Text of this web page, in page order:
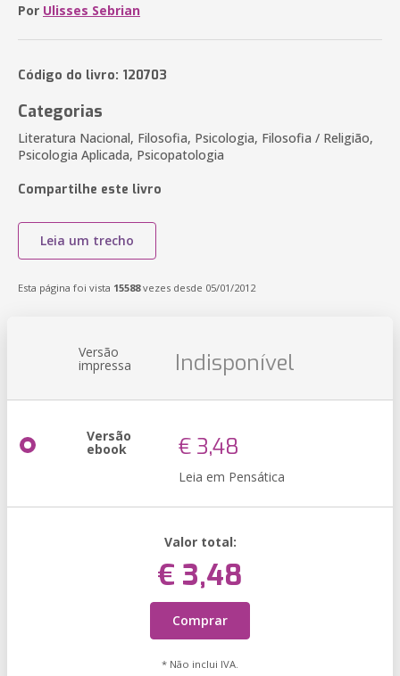
Por Ulisses Sebrian
Código do livro: 120703
Categorias
Literatura Nacional, Filosofia, Psicologia, Filosofia / Religião,
Psicologia Aplicada, Psicopatologia
Compartilhe este livro
Leia um trecho
Esta página foi vista 15588vezes desde 05/01/2012
Versão
impressa Indisponível
Versão
ebook € 3,48
Leia em Pensática
Valor total:
€ 3,48
Comprar
* Não inclui IVA.